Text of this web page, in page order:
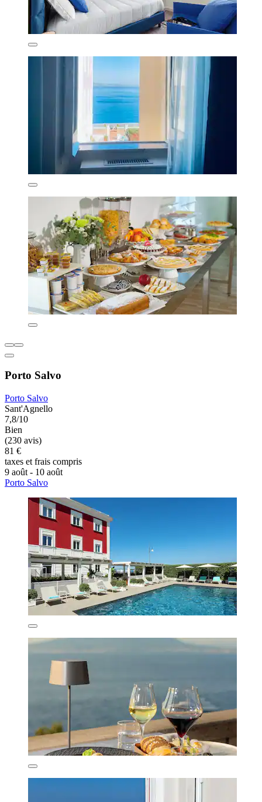
Porto Salvo
Porto Salvo
Sant'Agnello
7,8/10
Bien
(230 avis)
81 €
taxes et frais compris
9 août - 10 août
Porto Salvo